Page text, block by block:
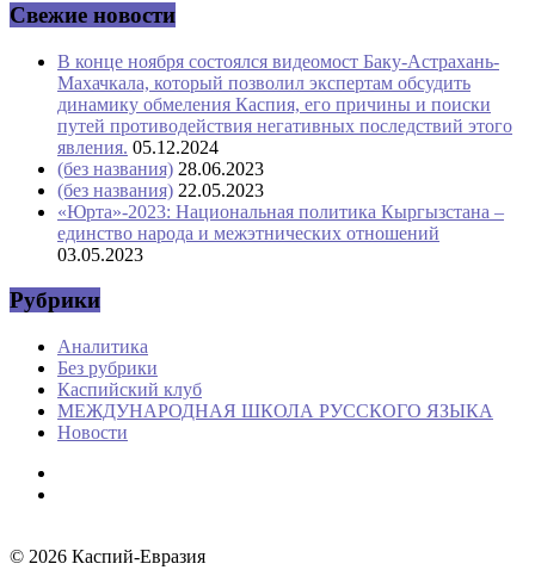
Свежие новости
В конце ноября состоялся видеомост Баку-Астрахань-
Махачкала, который позволил экспертам обсудить
динамику обмеления Каспия, его причины и поиски
путей противодействия негативных последствий этого
явления. 05.12.2024
(без названия) 28.06.2023
(без названия) 22.05.2023
«Юрта»-2023: Национальная политика Кыргызстана –
единство народа и межэтнических отношений
03.05.2023
Рубрики
Аналитика
Без рубрики
Каспийский клуб
МЕЖДУНАРОДНАЯ ШКОЛА РУССКОГО ЯЗЫКА
Новости
© 2026 Каспий-Евразия